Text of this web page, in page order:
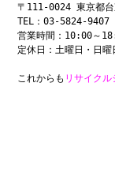
〒111-0024 東京都
TEL：03-5824-
営業時間：10:00～
定休日：土曜日・日曜
これからも リサイクル